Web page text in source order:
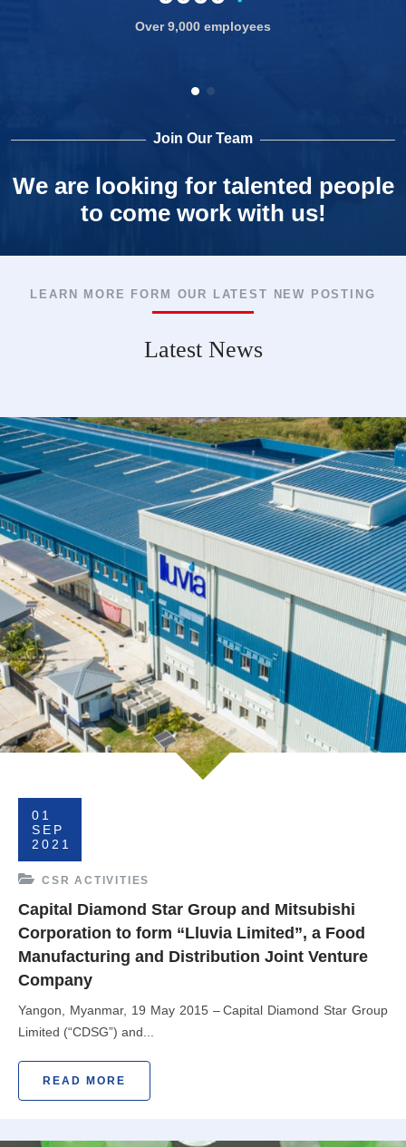
Over 9,000 employees
Join Our Team
We are looking for talented people
to come work with us!
LEARN MORE FORM OUR LATEST NEW POSTING
Latest News
01
SEP
2021
CSR ACTIVITIES
Capital Diamond Star Group and Mitsubishi
Corporation to form “Lluvia Limited”, a Food
Manufacturing and Distribution Joint Venture
Company
Yangon, Myanmar, 19 May 2015 – Capital Diamond Star Group
Limited (“CDSG”) and...
READ MORE